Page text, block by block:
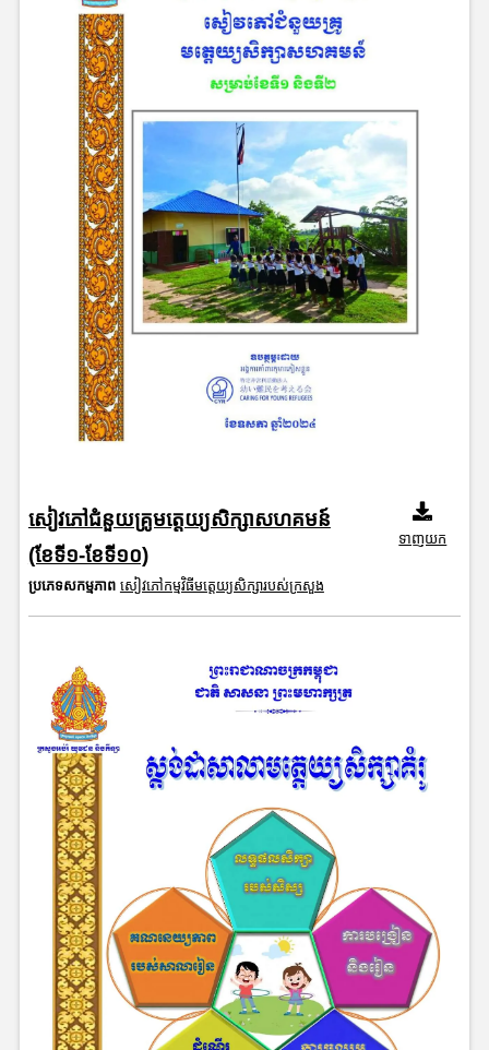
សៀវភៅជំនួយគ្រូមត្តេយ្យសិក្សាសហគមន៍
(ខែទី១-ខែទី១០)
ប្រភេទសកម្មភាព សៀវភៅកម្មវិធីមត្តេយ្យសិក្សារបស់ក្រសួង
ទាញយក